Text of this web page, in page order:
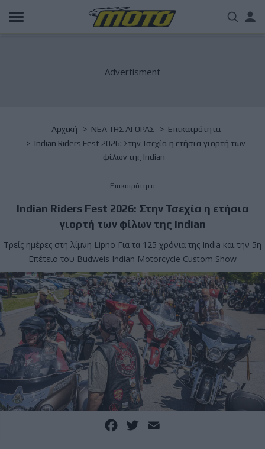
Παράκαμψη
προς
Breadcrumb
Αρχική NΕΑ ΤΗΣ ΑΓΟΡΑΣ
Επικαιρότητα
Indian Riders Fest 2026: Στην Τσεχία η ετήσια γιορτή των
φίλων της Indian
Επικαιρότητα
Indian Riders Fest 2026: Στην Τσεχία η ετήσια
γιορτή των φίλων της Indian
Τρείς ημέρες στη λίμνη Lipno Για τα 125 χρόνια της India και την 5η
Επέτειο του Budweis Indian Motorcycle Custom Show
Facebook
Twitter